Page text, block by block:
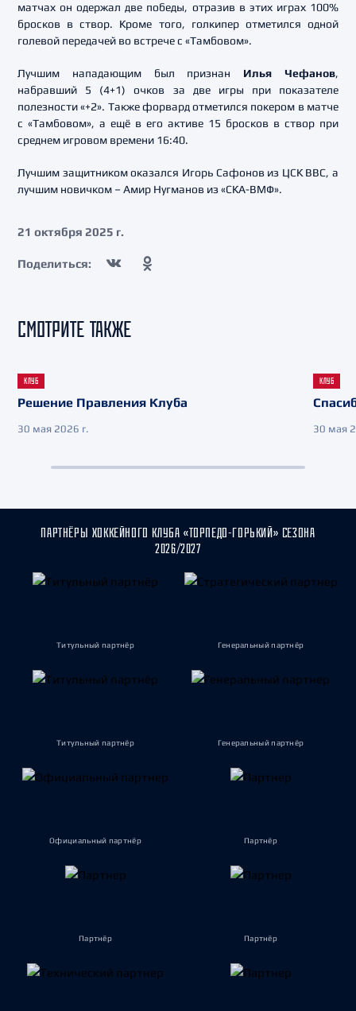
матчах он одержал две победы, отразив в этих играх 100%
бросков в створ. Кроме того, голкипер отметился одной
голевой передачей во встрече с «Тамбовом».
Лучшим нападающим был признан Илья Чефанов,
набравший 5 (4+1) очков за две игры при показателе
полезности «+2». Также форвард отметился покером в матче
с «Тамбовом», а ещё в его активе 15 бросков в створ при
среднем игровом времени 16:40.
Лучшим защитником оказался Игорь Сафонов из ЦСК ВВС, а
лучшим новичком – Амир Нугманов из «СКА-ВМФ».
21 октября 2025 г.
Поделиться:
СМОТРИТЕ ТАКЖЕ
КЛУБ
Решение Правления Клуба
30 мая 2026 г.
КЛУБ
30 мая
ПАРТНЁРЫ ХОККЕЙНОГО КЛУБА «ТОРПЕДО-ГОРЬКИЙ» СЕЗОНА
2026/2027
Титульный партнёр Генеральный партнёр
Титульный партнёр Генеральный партнёр
Официальный партнёр Партнёр
Партнёр Партнёр